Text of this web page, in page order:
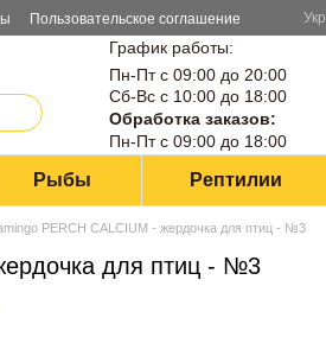
Пользовательское соглашение
Укр
График работы:
Пн-Пт с 09:00 до 20:00
Сб-Вс с 10:00 до 18:00
Обработка заказов:
Пн-Пт с 09:00 до 18:00
Рыбы Рептилии
PERCH CALCIUM - жердочка для птиц - №3
для птиц - №3